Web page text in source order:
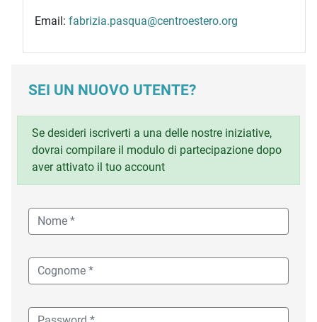
Email: fabrizia.pasqua@centroestero.org
SEI UN NUOVO UTENTE?
Se desideri iscriverti a una delle nostre iniziative,
dovrai compilare il modulo di partecipazione dopo
aver attivato il tuo account